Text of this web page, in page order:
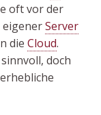
oft vor der
eigenerServer
dieCloud.
doch